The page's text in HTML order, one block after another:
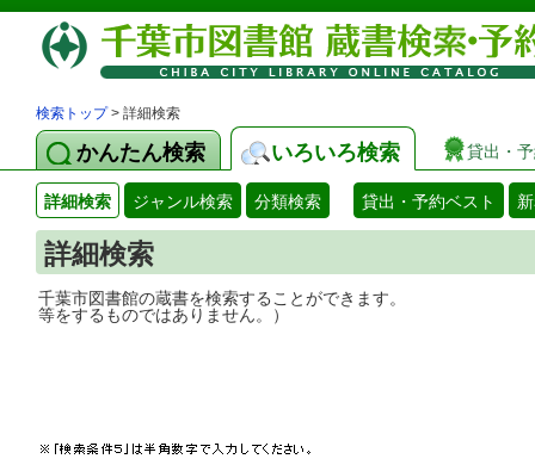
検索トップ> 詳細検索
かんたん検索 いろいろ検索 貸出・
詳細検索 ジャンル検索 分類検索 貸出・予約ベスト
詳細検索
千葉市図書館の蔵書を検索することがで
等をするものではありません。）